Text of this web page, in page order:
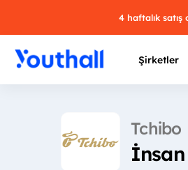
4 haftalık
Şirketler
Tchibo